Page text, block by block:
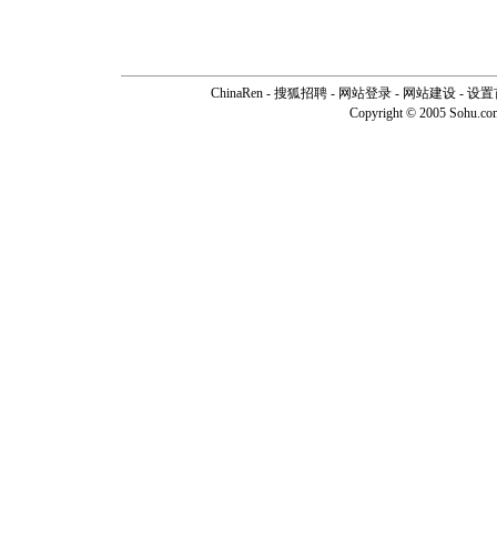
ChinaRen - 搜狐招聘 - 网站登录 - 网站建设 - 设置
Copyright © 2005